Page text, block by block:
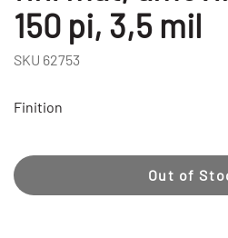
150 pi, 3,5 mil
SKU 62753
Finition
Out of